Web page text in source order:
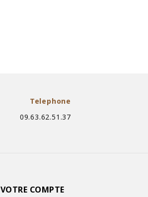
Telephone
09.63.62.51.37
VOTRE COMPTE